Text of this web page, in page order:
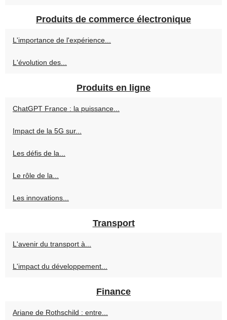
Produits de commerce électronique
L'importance de l'expérience...
L'évolution des...
Produits en ligne
ChatGPT France : la puissance...
Impact de la 5G sur...
Les défis de la...
Le rôle de la...
Les innovations...
Transport
L'avenir du transport à...
L'impact du développement...
Finance
Ariane de Rothschild : entre...